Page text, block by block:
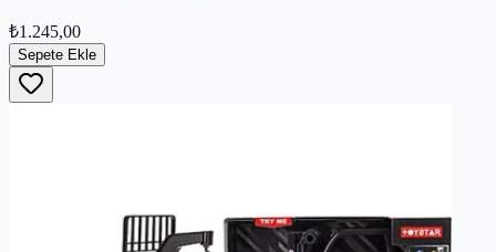
₺1.245,00
Sepete Ekle